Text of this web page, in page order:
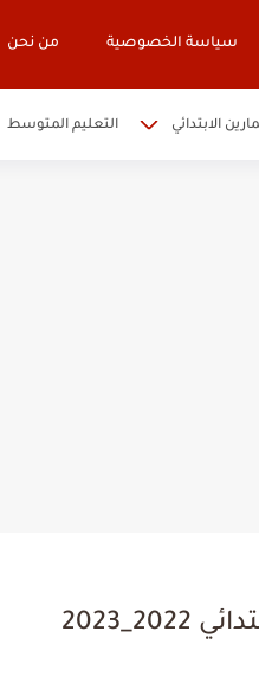
سياسة الخصوصية من نحن
الابتدائي التعليم المتوسط